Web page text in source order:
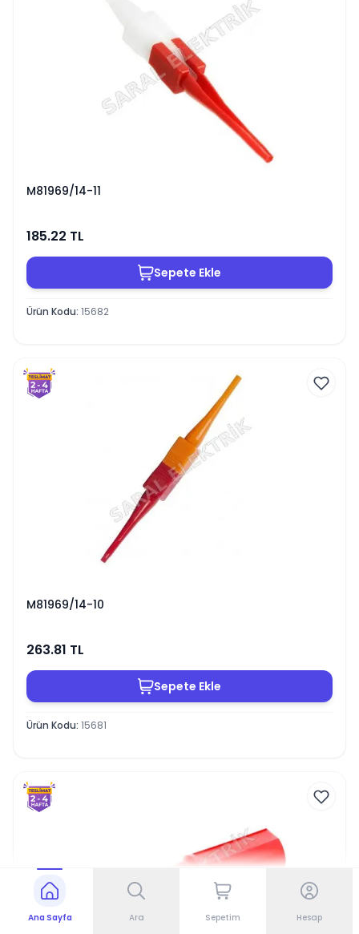
Ana Sayfa Ara Sepetim Hesap
M81969/14-11
185.22 TL
Sepete Ekle
Ürün Kodu: 15682
M81969/14-10
263.81 TL
Sepete Ekle
Ürün Kodu: 15681